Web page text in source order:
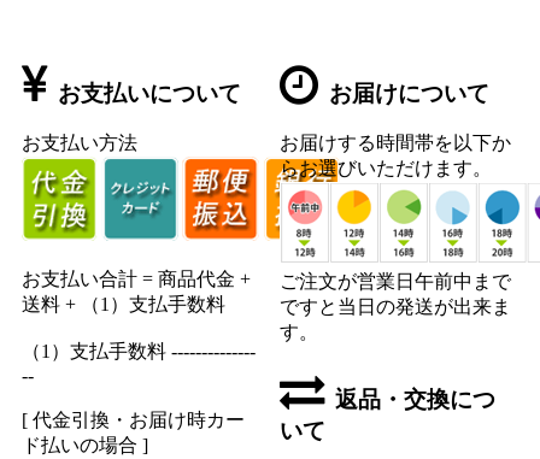
お支払いについて
お支払い方法
お支払い合計 = 商品代金 +
送料 + （1）支払手数料
（1）支払手数料 --------------
--
[ 代金引換・お届け時カー
ド払いの場合 ]
お届けについて
お届けする時間帯を以下か
らお選びいただけます。
ご注文が営業日午前中まで
ですと当日の発送が出来ま
す。
返品・交換につ
いて